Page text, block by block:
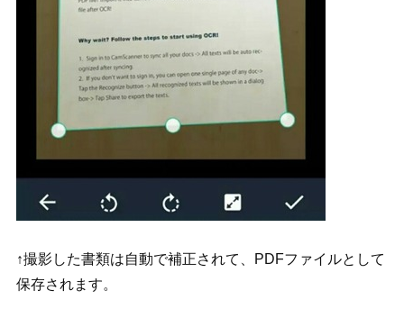
↑撮影した書類は自動で補正されて、PDFファイルとして
保存されます。